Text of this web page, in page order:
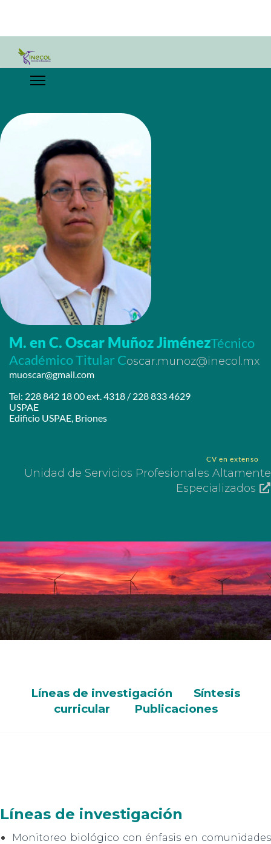
M. en C. Oscar Muñoz JiménezTécnico
Académico Titular Coscar.munoz@inecol.mx
muoscar@gmail.com
Tel: 228 842 18 00 ext. 4318 / 228 833 4629
USPAE
Edificio USPAE, Briones
CV en extenso
Unidad de Servicios Profesionales Altamente
Especializados
Líneas de investigación
Síntesis
curricular
Publicaciones
Líneas de investigación
Monitoreo biológico con énfasis en comunidades